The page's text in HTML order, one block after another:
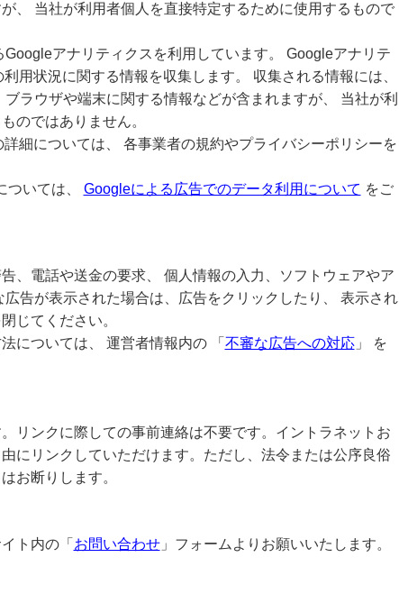
、 当社が利用者個人を直接特定するために使用するもので
アナリティクスを利用しています。 Googleアナリテ
用状況に関する情報を収集します。 収集される情報には、
ラウザや端末に関する情報などが含まれますが、 当社が利
のではありません。
細については、 各事業者の規約やプライバシーポリシーを
ついては、 Googleによる広告でのデータ利用について をご
、電話や送金の要求、 個人情報の入力、ソフトウェアやア
告が表示された場合は、広告をクリックしたり、 表示され
じてください。
については、 運営者情報内の 「 不審な広告への対応」 を
リンクに際しての事前連絡は不要です。イントラネットお
にリンクしていただけます。ただし、法令または公序良俗
お断りします。
ト内の「 お問い合わせ」フォームよりお願いいたします。